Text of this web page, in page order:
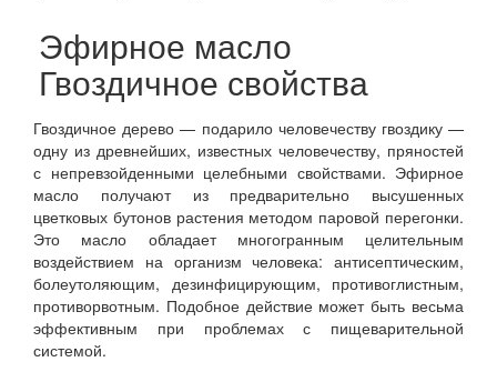
Эфирное масло
Гвоздичное свойства
Гвоздичное дерево — подарило человечеству гвоздику —
одну из древнейших, известных человечеству, пряностей
с непревзойденными целебными свойствами. Эфирное
масло получают из предварительно высушенных
цветковых бутонов растения методом паровой перегонки.
Это масло обладает многогранным целительным
воздействием на организм человека: антисептическим,
болеутоляющим, дезинфицирующим, противоглистным,
противорвотным. Подобное действие может быть весьма
эффективным при проблемах с пищеварительной
системой.